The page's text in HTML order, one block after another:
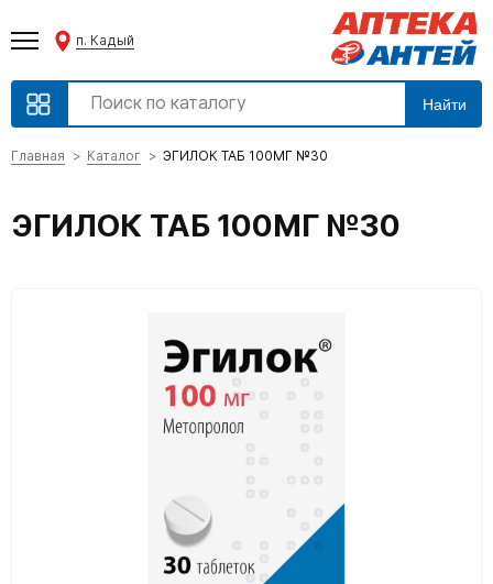
п. Кадый
Найти
Главная Каталог ЭГИЛОК ТАБ 100МГ №30
ЭГИЛОК ТАБ 100МГ №30